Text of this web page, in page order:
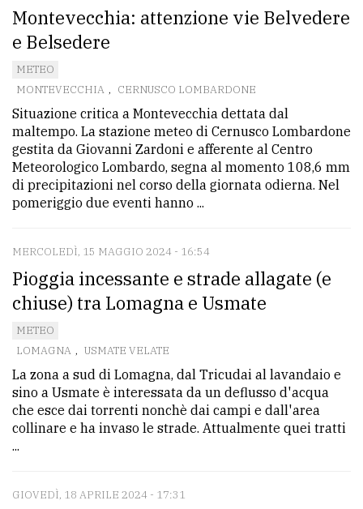
PRIVACY
Privacy
policy
Cookie
Montevecchia: attenzione vie Belvedere
e Belsedere
METEO
MONTEVECCHIA , CERNUSCO LOMBARDONE
Situazione critica a Montevecchia dettata dal
maltempo. La stazione meteo di Cernusco Lombardone
gestita da Giovanni Zardoni e afferente al Centro
Meteorologico Lombardo, segna al momento 108,6 mm
di precipitazioni nel corso della giornata odierna. Nel
pomeriggio due eventi hanno ...
MERCOLEDÌ, 15 MAGGIO 2024 - 16:54
Pioggia incessante e strade allagate (e
chiuse) tra Lomagna e Usmate
METEO
LOMAGNA , USMATE VELATE
La zona a sud di Lomagna, dal Tricudai al lavandaio e
sino a Usmate è interessata da un deflusso d'acqua
che esce dai torrenti nonchè dai campi e dall'area
collinare e ha invaso le strade. Attualmente quei tratti
...
GIOVEDÌ, 18 APRILE 2024 - 17:31